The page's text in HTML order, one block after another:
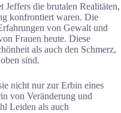
Jeffers die brutalen Realitäten,
konfrontiert waren. Die
von Gewalt und
Frauen heute. Diese
als auch den Schmerz,
sind.
nicht nur zur Erbin eines
von Veränderung und
Leiden als auch